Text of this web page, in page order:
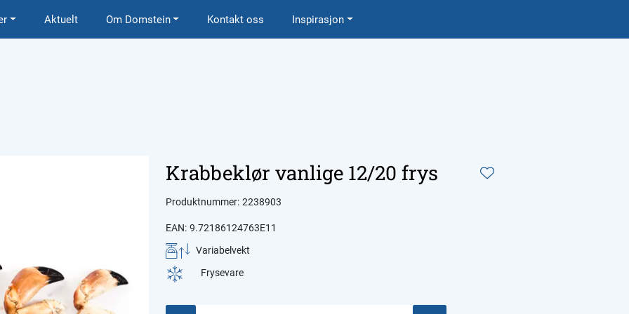
Aktuelt Om Domstein Kontakt oss Inspirasjon
Krabbeklør vanlige 12/20 frys
Produktnummer: 2238903
EAN: 9.72186124763E11
Variabelvekt
Frysevare